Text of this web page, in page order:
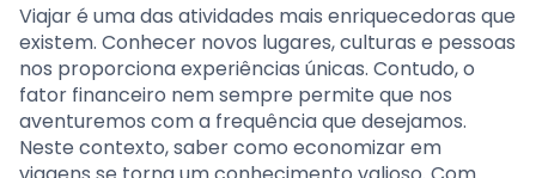
Viajar é uma das atividades mais enriquecedoras que
existem. Conhecer novos lugares, culturas e pessoas
nos proporciona experiências únicas. Contudo, o
fator financeiro nem sempre permite que nos
aventuremos com a frequência que desejamos.
Neste contexto, saber como economizar em